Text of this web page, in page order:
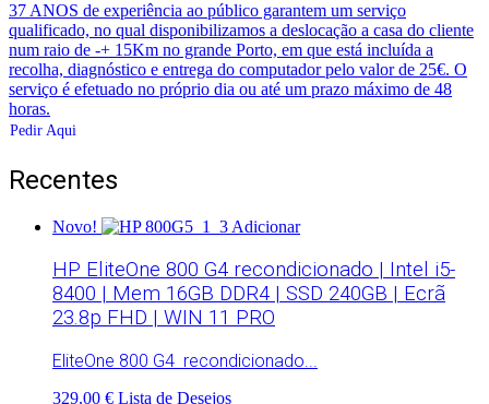
37 ANOS de experiência ao público garantem um serviço
qualificado, no qual disponibilizamos a deslocação a casa do cliente
num raio de -+ 15Km no grande Porto, em que está incluída a
recolha, diagnóstico e entrega do computador pelo valor de 25€. O
serviço é efetuado no próprio dia ou até um prazo máximo de 48
horas.
Pedir Aqui
Recentes
Novo! Adicionar
HP EliteOne 800 G4 recondicionado | Intel i5-
8400 | Mem 16GB DDR4 | SSD 240GB | Ecrã
23.8p FHD | WIN 11 PRO
EliteOne 800 G4 recondicionado...
329.00 € Lista de Desejos